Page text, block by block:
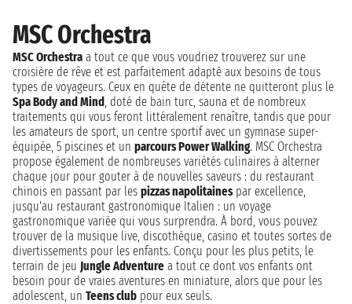
MSC Orchestra
MSC Orchestra a tout ce que vous voudriez trouverez sur une
croisière de rêve et est parfaitement adapté aux besoins de tous
types de voyageurs. Ceux en quête de détente ne quitteront plus le
Spa Body and Mind, doté de bain turc, sauna et de nombreux
traitements qui vous feront littéralement renaître, tandis que pour
les amateurs de sport, un centre sportif avec un gymnase super-
équipée, 5 piscines et un parcours Power Walking. MSC Orchestra
propose également de nombreuses variétés culinaires à alterner
chaque jour pour gouter à de nouvelles saveurs : du restaurant
chinois en passant par les pizzas napolitainespar excellence,
jusqu'au restaurant gastronomique Italien : un voyage
gastronomique variée qui vous surprendra. À bord, vous pouvez
trouver de la musique live, discothèque, casino et toutes sortes de
divertissements pour les enfants. Conçu pour les plus petits, le
terrain de jeu Jungle Adventure a tout ce dont vos enfants ont
besoin pour de vraies aventures en miniature, alors que pour les
adolescent, un Teens club pour eux seuls.